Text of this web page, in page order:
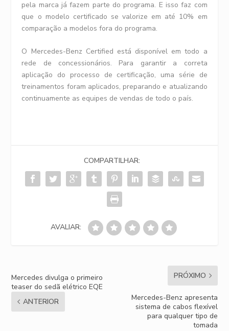
pela marca já fazem parte do programa. E isso faz com
que o modelo certificado se valorize em até 10% em
comparação a modelos fora do programa.
O Mercedes-Benz Certified está disponível em todo a
rede de concessionários. Para garantir a correta
aplicação do processo de certificação, uma série de
treinamentos foram aplicados, preparando e atualizando
continuamente as equipes de vendas de todo o país.
COMPARTILHAR:
AVALIAR:
Mercedes divulga o primeiro
teaser do sedã elétrico EQE
ANTERIOR
PRÓXIMO
Mercedes-Benz apresenta
sistema de cabos flexível
para qualquer tipo de
tomada